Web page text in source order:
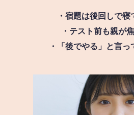
・宿題は後回しで
・テスト前も親が
・「後でやる」と言